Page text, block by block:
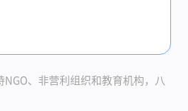
NGO、非营利组织和教育机构，八